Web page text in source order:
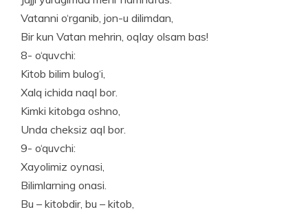
Vatanni o‘rganib, jon-u dilimdan,
Bir kun Vatan mehrin, oqlay olsam bas!
8- o‘quvchi:
Kitob bilim bulog‘i,
Xalq ichida naql bor.
Kimki kitobga oshno,
Unda cheksiz aql bor.
9- o‘quvchi:
Xayolimiz oynasi,
Bilimlarning onasi.
Bu – kitobdir, bu – kitob,